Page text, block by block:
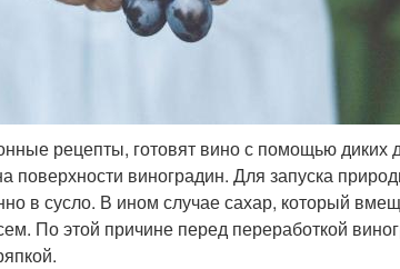
рецепты, готовят вино с помощью диких
поверхности виноградин. Для запуска
в сусло. В ином случае сахар, который
По этой причине перед переработкой